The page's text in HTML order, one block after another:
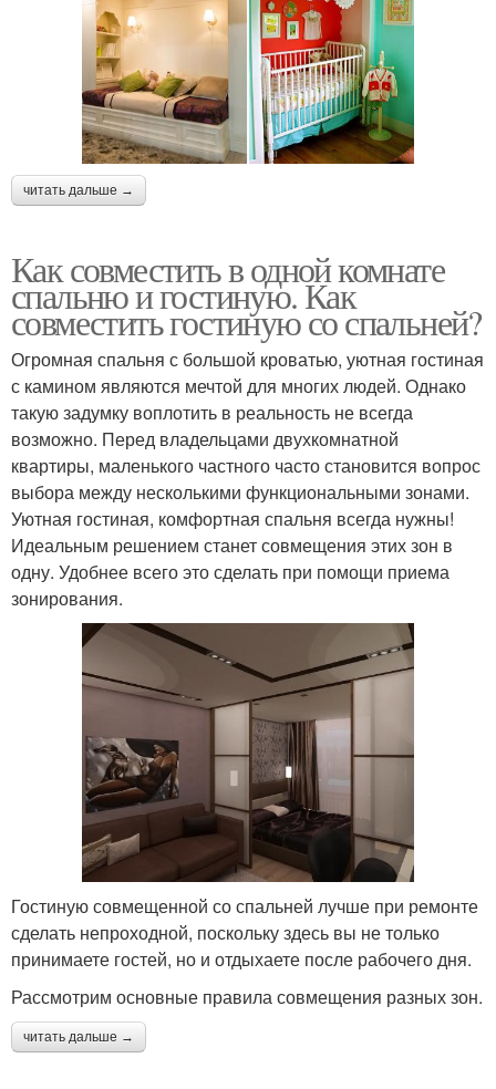
читать дальше →
Как совместить в одной комнате
спальню и гостиную. Как
совместить гостиную со спальней?
Огромная спальня с большой кроватью, уютная гостиная
с камином являются мечтой для многих людей. Однако
такую задумку воплотить в реальность не всегда
возможно. Перед владельцами двухкомнатной
квартиры, маленького частного часто становится вопрос
выбора между несколькими функциональными зонами.
Уютная гостиная, комфортная спальня всегда нужны!
Идеальным решением станет совмещения этих зон в
одну. Удобнее всего это сделать при помощи приема
зонирования.
Гостиную совмещенной со спальней лучше при ремонте
сделать непроходной, поскольку здесь вы не только
принимаете гостей, но и отдыхаете после рабочего дня.
Рассмотрим основные правила совмещения разных зон.
читать дальше →